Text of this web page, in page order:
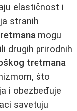
elastičnost i
stranih
mogu
drugih prirodnih
tretmana
što
i obezbeđuje
savetuju